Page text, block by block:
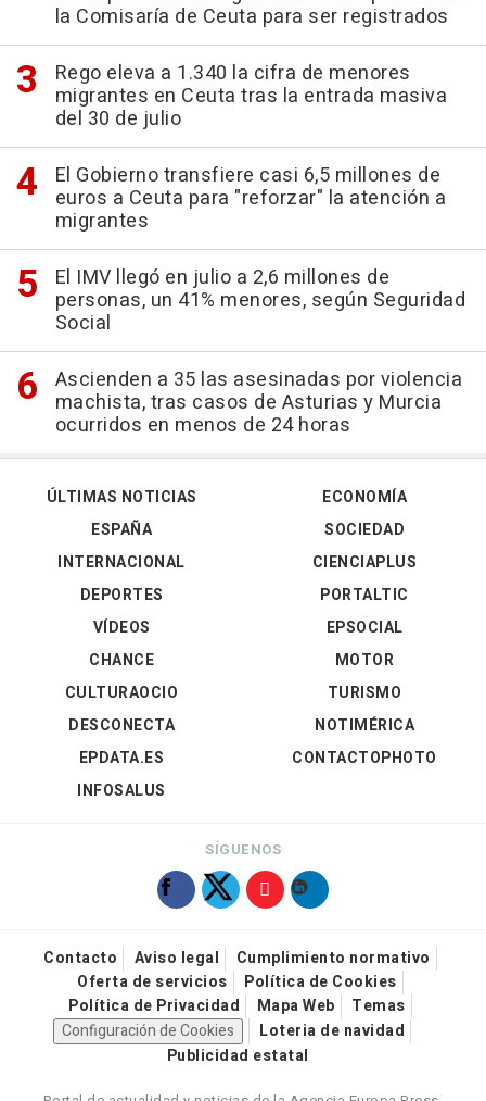
la Comisaría de Ceuta para ser registrados
Rego eleva a 1.340 la cifra de menores
migrantes en Ceuta tras la entrada masiva
del 30 de julio
El Gobierno transfiere casi 6,5 millones de
euros a Ceuta para "reforzar" la atención a
migrantes
El IMV llegó en julio a 2,6 millones de
personas, un 41% menores, según Seguridad
Social
Ascienden a 35 las asesinadas por violencia
machista, tras casos de Asturias y Murcia
ocurridos en menos de 24 horas
ÚLTIMAS NOTICIAS
ESPAÑA
INTERNACIONAL
DEPORTES
VÍDEOS
ECONOMÍA
SOCIEDAD
CIENCIAPLUS
PORTALTIC
EPSOCIAL
CHANCE
CULTURAOCIO
DESCONECTA
EPDATA.ES
INFOSALUS
MOTOR
TURISMO
NOTIMÉRICA
CONTACTOPHOTO
SÍGUENOS
Contacto Aviso legal
Cumplimiento normativo
Oferta de servicios
Política de Cookies
Política de Privacidad
Mapa Web
Temas
Configuración de Cookies
Loteria de navidad
Publicidad estatal